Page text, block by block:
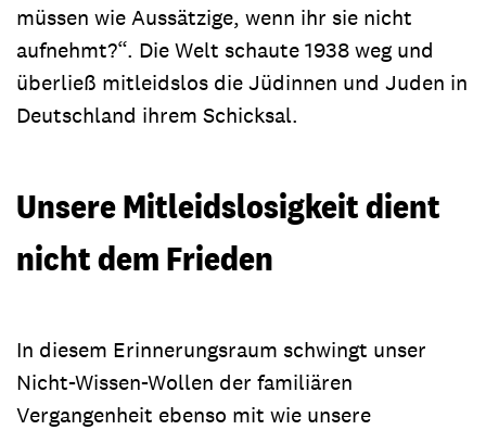
müssen wie Aussätzige, wenn ihr sie nicht
aufnehmt?“. Die Welt schaute 1938 weg und
überließ mitleidslos die Jüdinnen und Juden in
Deutschland ihrem Schicksal.
Unsere Mitleidslosigkeit dient
nicht dem Frieden
In diesem Erinnerungsraum schwingt unser
Nicht-Wissen-Wollen der familiären
Vergangenheit ebenso mit wie unsere